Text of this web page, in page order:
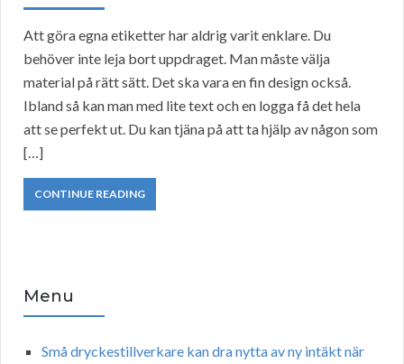
Att göra egna etiketter har aldrig varit enklare. Du
behöver inte leja bort uppdraget. Man måste välja
material på rätt sätt. Det ska vara en fin design också.
Ibland så kan man med lite text och en logga få det hela
att se perfekt ut. Du kan tjäna på att ta hjälp av någon som
[…]
CONTINUE READING
Menu
Små dryckestillverkare kan dra nytta av ny intäkt när